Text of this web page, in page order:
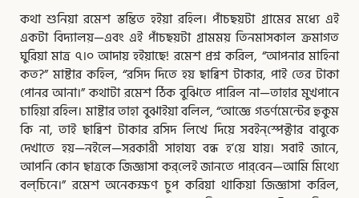
কথা শুনিয়া রমেশ স্তম্ভিত হইয়া রহিল। পাঁচছয়টা গ্রামের মধ্যে এই
একটা বিদ্যালয়—এবং এই পাঁচছয়টা গ্রামময় তিনমাসকাল ক্রমাগত
ঘুরিয়া মাত্র ৭।০ আদায় হইয়াছে! রমেশ প্রশ্ন করিল, “আপনার মাহিনা
কত?” মাষ্টার কহিল, “রসিদ দিতে হয় ছাব্বিশ টাকার, পাই তের টাকা
পোনর আনা।” কথাটা রমেশ ঠিক বুঝিতে পারিল না—তাহার মুখপানে
চাহিয়া রহিল। মাষ্টার তাহা বুঝাইয়া বলিল, “আজ্ঞে গভর্ণমেন্টের হুকুম
কি না, তাই ছাব্বিশ টাকার রসিদ লিখে দিয়ে সবইন্‌স্পেক্টার বাবুকে
দেখাতে হয়—নইলে—সরকারী সাহায্য বন্ধ হ’য়ে যায়। সবাই জানে,
আপনি কোন ছাত্রকে জিজ্ঞাসা কর্‌লেই জানতে পার্‌বেন—আমি মিথ্যে
বল্‌চিনে।” রমেশ অনেকক্ষণ চুপ করিয়া থাকিয়া জিজ্ঞাসা করিল,